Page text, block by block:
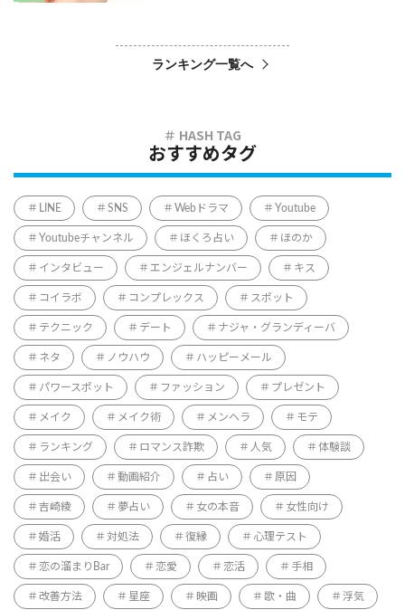
ランキング一覧へ
おすすめタグ
LINE SNS Webドラマ Youtube
Youtubeチャンネル ほくろ占い ほのか
インタビュー エンジェルナンバー キス
コイラボ コンプレックス スポット
テクニック デート ナジャ・グランディーバ
ネタ ノウハウ ハッピーメール
パワースポット ファッション プレゼント
メイク メイク術 メンヘラ モテ
ランキング ロマンス詐欺 人気 体験談
出会い 動画紹介 占い 原因
吉崎綾 夢占い 女の本音 女性向け
婚活 対処法 復縁 心理テスト
恋の溜まりBar 恋愛 恋活 手相
改善方法 星座 映画 歌・曲 浮気